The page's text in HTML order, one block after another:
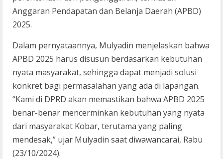
Anggaran Pendapatan dan Belanja Daerah (APBD)
2025.
Dalam pernyataannya, Mulyadin menjelaskan bahwa
APBD 2025 harus disusun berdasarkan kebutuhan
nyata masyarakat, sehingga dapat menjadi solusi
konkret bagi permasalahan yang ada di lapangan.
“Kami di DPRD akan memastikan bahwa APBD 2025
benar-benar mencerminkan kebutuhan yang nyata
dari masyarakat Kobar, terutama yang paling
mendesak,” ujar Mulyadin saat diwawancarai, Rabu
(23/10/2024).